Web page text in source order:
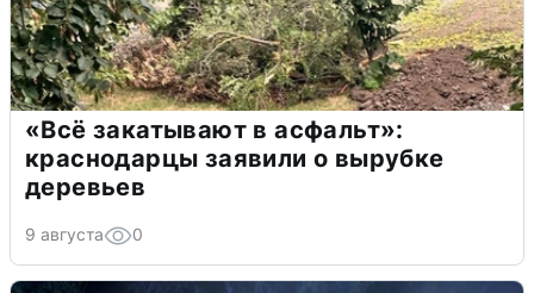
«Всё закатывают в асфальт»:
краснодарцы заявили о вырубке
деревьев
9 августа 0